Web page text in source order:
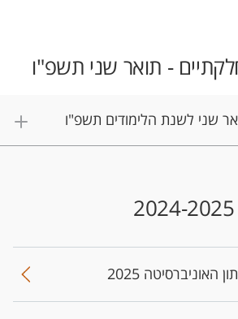
- תואר שני תשפ"ו
שני לשנת הלימודים תשפ"ו
2025